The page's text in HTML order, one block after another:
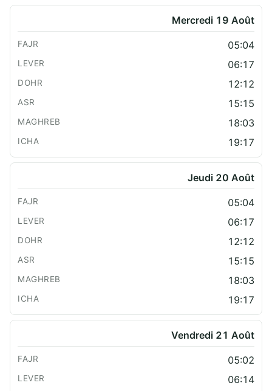
Mercredi 19 Août
05:04
06:17
12:12
15:15
18:03
19:17
Jeudi 20 Août
05:04
06:17
12:12
15:15
18:03
19:17
Vendredi 21 Août
05:02
06:14